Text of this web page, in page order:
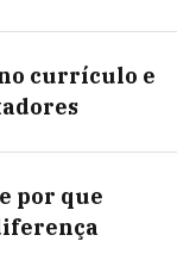
currículo e
por que